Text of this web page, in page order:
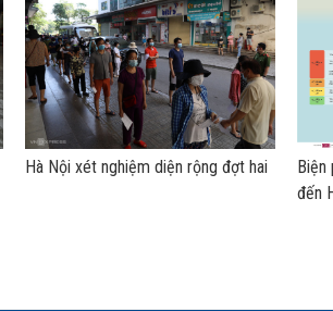
Hà Nội xét nghiệm diện rộng đợt hai
Biện
đến